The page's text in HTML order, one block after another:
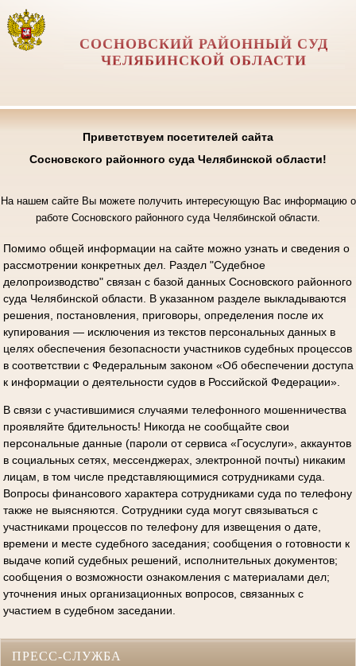
СОСНОВСКИЙ РАЙОННЫЙ СУД
ЧЕЛЯБИНСКОЙ ОБЛАСТИ
Приветствуем посетителей сайта
Сосновского районного суда Челябинской области!
На нашем сайте Вы можете получить интересующую Вас информацию о
работе Сосновского районного суда Челябинской области.
Помимо общей информации на сайте можно узнать и сведения о
рассмотрении конкретных дел. Раздел "Судебное
делопроизводство" связан с базой данных Сосновского районного
суда Челябинской области. В указанном разделе выкладываются
решения, постановления, приговоры, определения после их
купирования — исключения из текстов персональных данных в
целях обеспечения безопасности участников судебных процессов
в соответствии с Федеральным законом «Об обеспечении доступа
к информации о деятельности судов в Российской Федерации».
В связи с участившимися случаями телефонного мошенничества
проявляйте бдительность! Никогда не сообщайте свои
персональные данные (пароли от сервиса «Госуслуги», аккаунтов
в социальных сетях, мессенджерах, электронной почты) никаким
лицам, в том числе представляющимися сотрудниками суда.
Вопросы финансового характера сотрудниками суда по телефону
также не выясняются. Сотрудники суда могут связываться с
участниками процессов по телефону для извещения о дате,
времени и месте судебного заседания; сообщения о готовности к
выдаче копий судебных решений, исполнительных документов;
сообщения о возможности ознакомления с материалами дел;
уточнения иных организационных вопросов, связанных с
участием в судебном заседании.
ПРЕСС-СЛУЖБА